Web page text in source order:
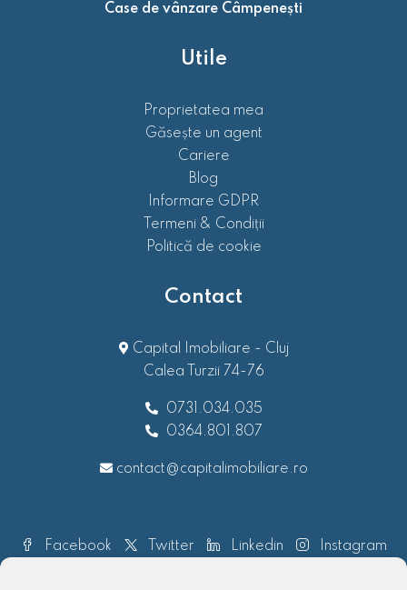
Case de vânzare Câmpenești
Utile
Proprietatea mea
Găsește un agent
Cariere
Blog
Informare GDPR
Termeni & Condiții
Politică de cookie
Contact
Capital Imobiliare - Cluj
Calea Turzii 74-76
0731.034.035
0364.801.807
contact@capitalimobiliare.ro
Facebook Twitter Linkedin Instagram